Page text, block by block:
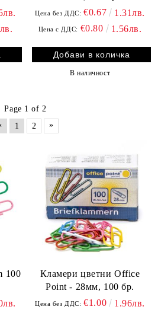
Цена без ДДС: €0.67 1.31лв.
Цена с ДДС: €0.80 1.56лв.
В наличност
Page 1 of 2
1 2 »
100
Кламери цветни Office
Point - 28мм, 100 бр.
Цена без ДДС: €1.00 1.96лв.